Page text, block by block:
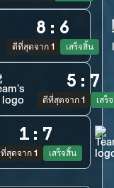
8 : 6
ดีที่สุดจาก 1 เสร็จสิ้น
5 : 7
ดีที่สุดจาก 1 เสร็
1 : 7
สุดจาก 1 เสร็จสิ้น